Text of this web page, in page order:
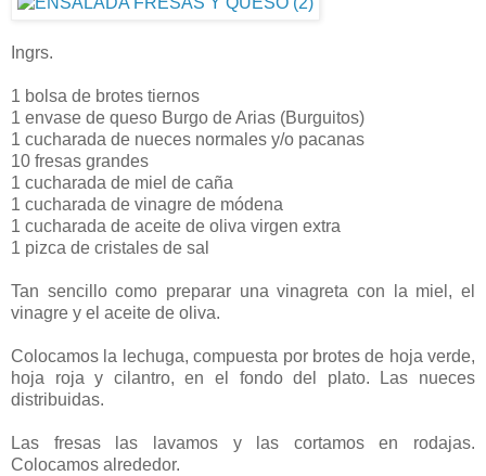
Ingrs.
1 bolsa de brotes tiernos
1 envase de queso Burgo de Arias (Burguitos)
1 cucharada de nueces normales y/o pacanas
10 fresas grandes
1 cucharada de miel de caña
1 cucharada de vinagre de módena
1 cucharada de aceite de oliva virgen extra
1 pizca de cristales de sal
Tan sencillo como preparar una vinagreta con la miel, el
vinagre y el aceite de oliva.
Colocamos la lechuga, compuesta por brotes de hoja verde,
hoja roja y cilantro, en el fondo del plato. Las nueces
distribuidas.
Las fresas las lavamos y las cortamos en rodajas.
Colocamos alrededor.